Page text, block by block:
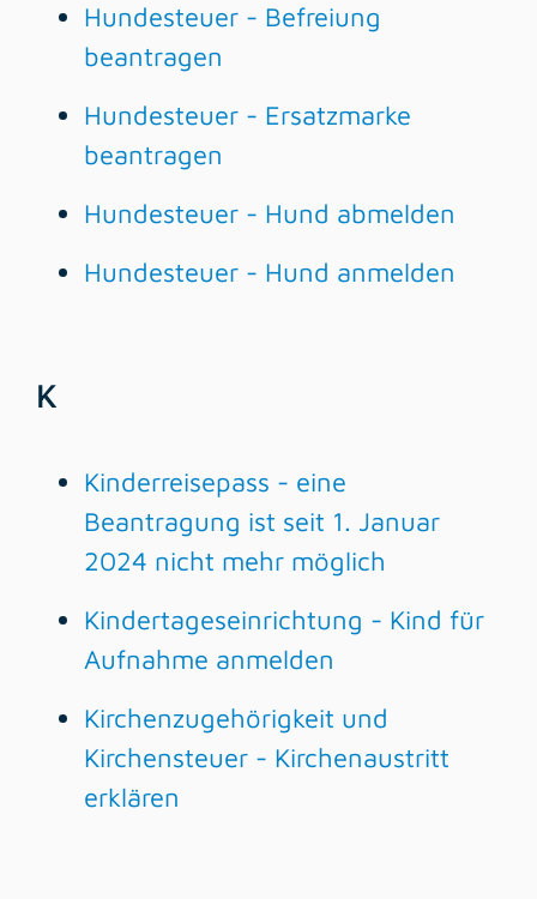
Hundesteuer - Befreiung
beantragen
Hundesteuer - Ersatzmarke
beantragen
Hundesteuer - Hund abmelden
Hundesteuer - Hund anmelden
K
Kinderreisepass - eine
Beantragung ist seit 1. Januar
2024 nicht mehr möglich
Kindertageseinrichtung - Kind für
Aufnahme anmelden
Kirchenzugehörigkeit und
Kirchensteuer - Kirchenaustritt
erklären